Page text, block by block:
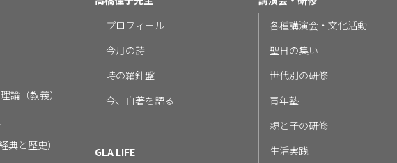
論（教義）
典と歴史）
プロフィール
今月の詩
時の羅針盤
今、自著を語る
GLA LIFE
各種講演会・文化活動
聖日の集い
世代別の研修
青年塾
親と子の研修
生活実践